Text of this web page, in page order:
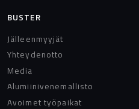
BUSTER
Jälleenmyyjät
Yhteydenotto
Media
Alumiinivenemallisto
Avoimet työpaikat